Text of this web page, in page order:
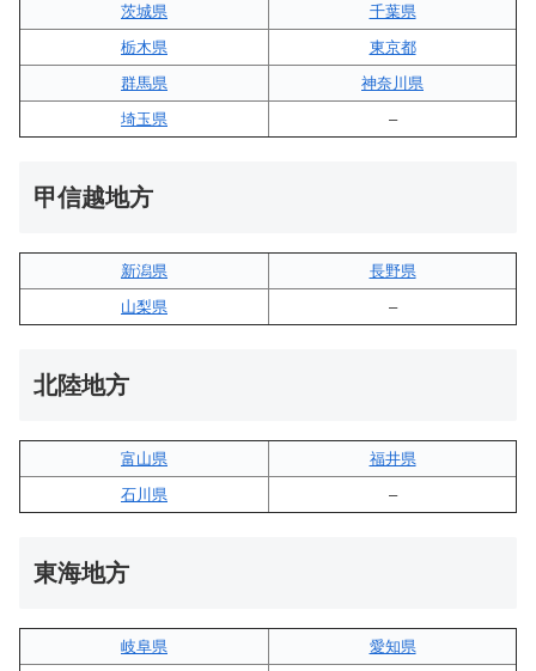
茨城県
千葉県
栃木県
東京都
群馬県
神奈川県
埼玉県
–
甲信越地方
新潟県
長野県
山梨県
–
北陸地方
富山県
福井県
石川県
–
東海地方
岐阜県
愛知県